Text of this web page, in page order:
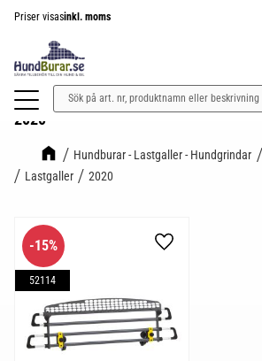
Priser visasinkl. moms
2020
Hundburar - Lastgaller - Hundgrindar
Lastgaller
2020
15%
52114
Lägg till i favoriter